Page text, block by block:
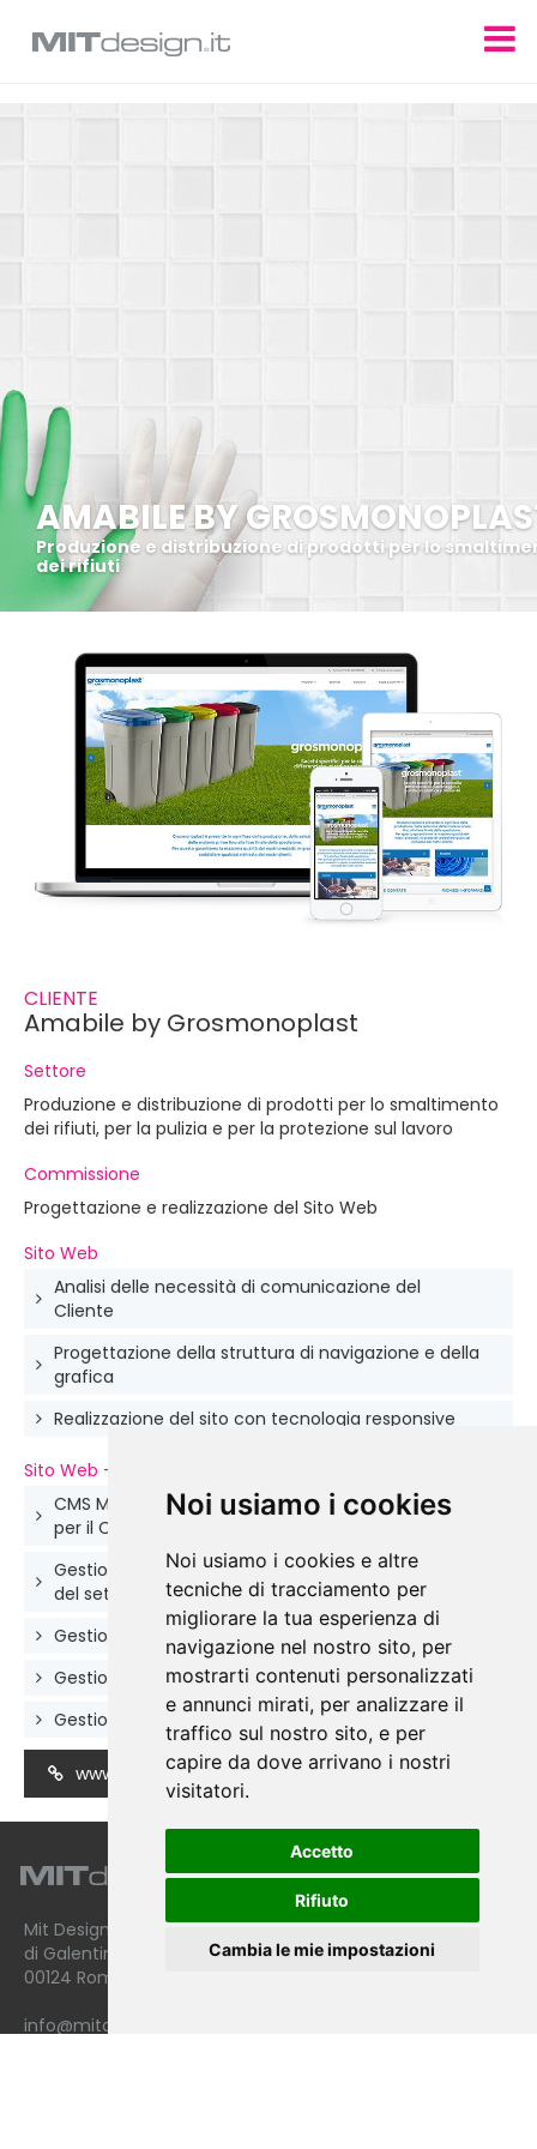
Noi usiamo i cookies
Noi usiamo i cookies e altre
tecniche di tracciamento per
migliorare la tua esperienza di
navigazione nel nostro sito, per
mostrarti contenuti personalizzati
e annunci mirati, per analizzare il
traffico sul nostro sito, e per
capire da dove arrivano i nostri
visitatori.
Accetto
Rifiuto
Cambia le mie impostazioni
AMABILE BY
Produzione e distribuzione di prodotti per lo
dei rifiuti
CLIENTE
Amabile by Grosmonoplast
Settore
Produzione e distribuzione di prodotti per lo smaltimento
dei rifiuti, per la pulizia e per la protezione sul lavoro
Commissione
Progettazione e realizzazione del Sito Web
Sito Web
Analisi delle necessità di comunicazione del
Cliente
Progettazione della struttura di navigazione e della
grafica
Realizzazione del sito con tecnologia responsive
Sito Web - Caratteristiche
CMS MITdesign e struttura XHTML realizzati ad hoc
per il Cliente
Gestione dinamica delle categorie di prodotto e
del settore di applicazione
Gestione dinamica dello slideshow in home page
Gestione dinamica dei servizi
Gestione dinamica dei contenuti delle pagine
www.grosmonoplast.it
Mit Design Service
di Galentino Monica 61, Via Pindaro
00124 Roma - I
info@mitdesign.it